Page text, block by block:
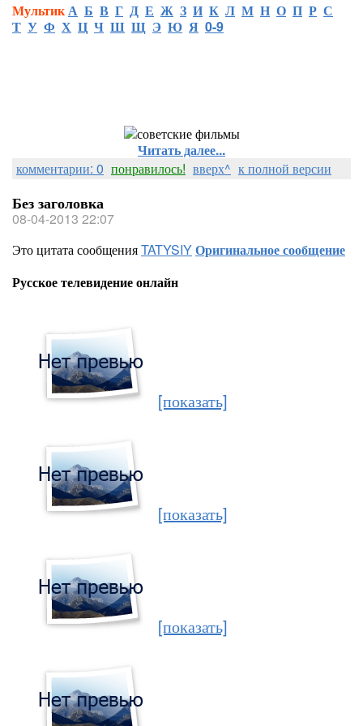
МультикА Б В Г Д Е Ж З И К Л М Н О П Р С
Т У Ф Х Ц Ч Ш Щ Э Ю Я 0-9
Читать далее...
комментарии: 0 понравилось! вверх^ к полной версии
Без заголовка
08-04-2013 22:07
Это цитата сообщенияTATYSIYОригинальное сообщение
Русское телевидение онлайн
[показать]
[показать]
[показать]